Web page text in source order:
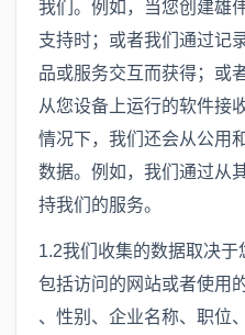
我们。例如，当您创建雄
支持时；或者我们通过记
品或服务交互而获得；或
从您设备上运行的软件接
情况下，我们还会从公用
数据。例如，我们通过从
持我们的服务。
1.2我们收集的数据取决于
包括访问的网站或者使用
、性别、企业名称、职位